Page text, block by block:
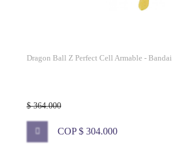
Dragon Ball Z Perfect Cell Armable - Bandai
$ 364.000
COP $ 304.000